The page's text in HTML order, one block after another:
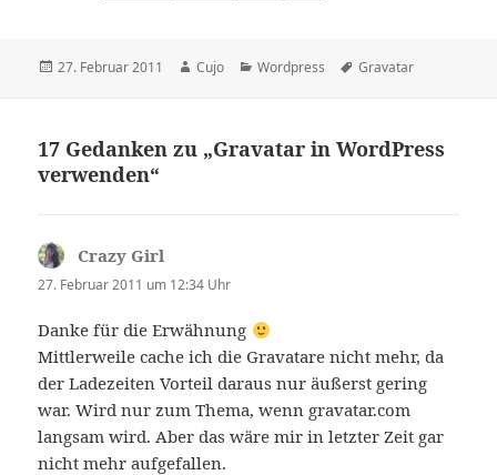
Veröffentlicht
27. Februar 2011 Autor
Cujo Kategorien
Wordpress Schlagwörter
Gravatar
17 Gedanken zu „Gravatar in WordPress
verwenden“
Crazy Girl
27. Februar 2011 um 12:34 Uhr
Danke für die Erwähnung
Mittlerweile cache ich die Gravatare nicht mehr, da
der Ladezeiten Vorteil daraus nur äußerst gering
war. Wird nur zum Thema, wenn gravatar.com
langsam wird. Aber das wäre mir in letzter Zeit gar
nicht mehr aufgefallen.